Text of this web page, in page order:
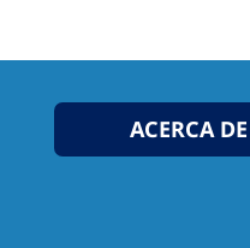
ACERCA